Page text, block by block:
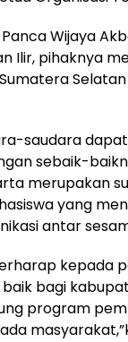
Panca Wijaya
Ilir, pihaknya
saudara
sebaik-
merupakan
yang
antar
kepada
bagi
program